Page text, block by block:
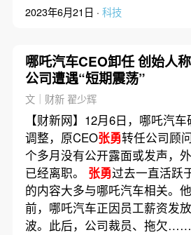
2023年6月21日 · 科技
哪吒汽车CEO卸任 创始人称
公司遭遇“短期震荡”
文｜财新 翟少辉
【财新网】12月6日，哪吒汽
调整，原CEO张勇转任公司顾
个多月没有公开露面或发声，
已经离职。 张勇过去一直活跃
的内容大多与哪吒汽车相关。
前，哪吒汽车正因员工薪资发
波。此后，公司裁员、拖欠……